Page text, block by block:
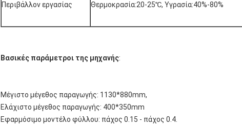
Περιβάλλον εργασίας Θερμοκρασία:20-25℃, Υγρασία:40%-80%
Βασικές παράμετροι της μηχανής:
Μέγιστο μέγεθος παραγωγής: 1130*880mm,
Ελάχιστο μέγεθος παραγωγής: 400*350mm
Εφαρμόσιμο μοντέλο φύλλου: πάχος 0.15 - πάχος 0.4.